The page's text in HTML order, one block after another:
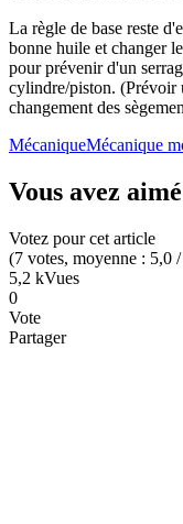
La règle de base reste
bonne huile et changer
pour prévenir d'un
cylindre/piston. (Prévoir
changement des
MécaniqueMécanique
Vous avez
Votez pour cet article
(7 votes, moyenne : 5,0
5,2 kVues
0
Vote
Partager